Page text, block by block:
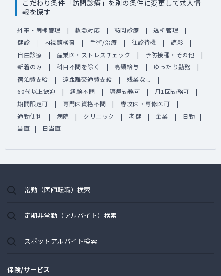
こだわり条件「訪問診療」を別の条件に変更して求人情
報を探す
外来・病棟管理 救急対応 訪問診療
透析管理
健診
内視鏡検査 手術/治療 往診待機
読影
自由診療
産業医・ストレスチェック
予防接種・その他
新着のみ
科目不問を除く 高額給与
ゆったり勤務
宿泊費支給
遠距離交通費支給
残業なし
60代以上歓迎
経験不問 隔週勤務可
月1回勤務可
期間限定可
専門医資格不問
専攻医・専修医可
通勤便利
病院 クリニック 老健 企業
日勤
当直
日当直
常勤（医師転職）検索
定期非常勤（アルバイト）検索
スポットアルバイト検索
保険/サービス